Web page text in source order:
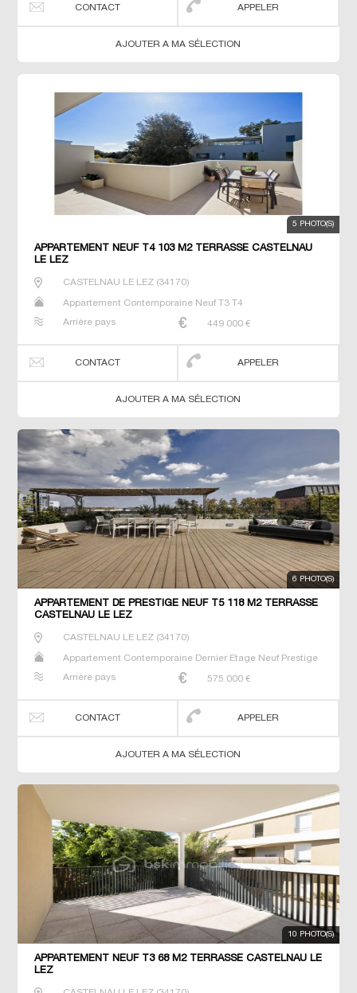
CONTACT APPELER
AJOUTER A MA SÉLECTION
5 PHOTO(S)
APPARTEMENT NEUF T4 103 M2 TERRASSE CASTELNAU
LE LEZ
CASTELNAU LE LEZ(34170)
Appartement Contemporaine Neuf T3 T4
Arrière pays 449 000 €
CONTACT APPELER
AJOUTER A MA SÉLECTION
6 PHOTO(S)
APPARTEMENT DE PRESTIGE NEUF T5 118 M2 TERRASSE
CASTELNAU LE LEZ
CASTELNAU LE LEZ(34170)
Appartement Contemporaine Dernier Etage Neuf Prestige
Arrière pays
575 000 €
CONTACT APPELER
AJOUTER A MA SÉLECTION
10 PHOTO(S)
APPARTEMENT NEUF T3 68 M2 TERRASSE CASTELNAU LE
LEZ